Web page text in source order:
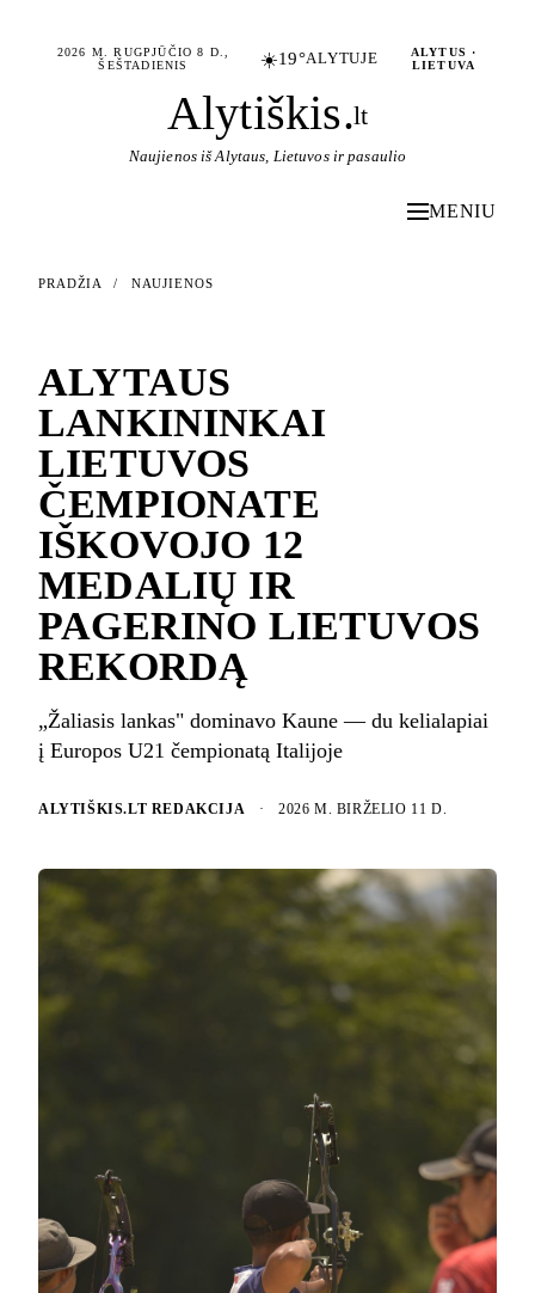
2026 M. RUGPJŪČIO 8 D.,
ŠEŠTADIENIS
☀️19°ALYTUJE
ALYTUS ·
LIETUVA
Alytiškis.lt
Naujienos iš Alytaus, Lietuvos ir pasaulio
MENIU
PRADŽIA / NAUJIENOS
ALYTAUS
LANKININKAI
LIETUVOS
ČEMPIONATE
IŠKOVOJO 12
MEDALIŲ IR
PAGERINO LIETUVOS
REKORDĄ
„Žaliasis lankas" dominavo Kaune — du kelialapiai
į Europos U21 čempionatą Italijoje
ALYTIŠKIS.LT REDAKCIJA · 2026 M. BIRŽELIO 11 D.